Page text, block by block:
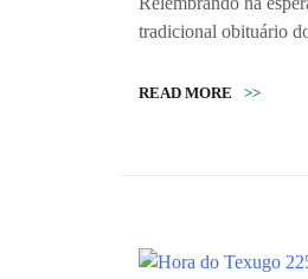
tradicional obituário
READ MORE >>